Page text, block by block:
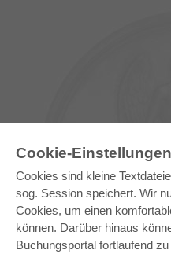
Cookie-Einstellungen
Cookies sind kleine
sog. Session speichert. Wir
Cookies, um einen
können. Darüber hinaus
Buchungsportal fortlaufend
E-COLLECTION
Gesamtpaket
Fachbereichspakete
Bereitstellung von E-Books